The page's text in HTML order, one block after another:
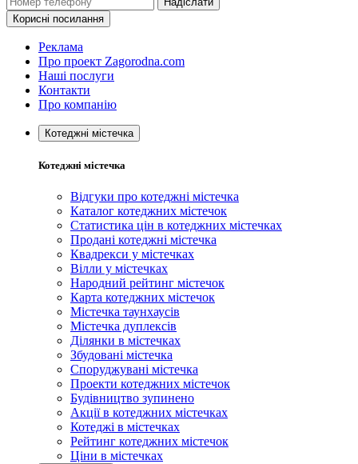
Корисні посилання
Реклама
Про проект Zagorodna.com
Наші послуги
Контакти
Про компанію
Котеджні містечка
Котеджні містечка
Відгуки про котеджні містечка
Каталог котеджних містечок
Статистика цін в котеджних містечках
Продані котеджні містечка
Квадрекси у містечках
Вілли у містечках
Народний рейтинг містечок
Карта котеджних містечок
Містечка таунхаусів
Містечка дуплексів
Ділянки в містечках
Збудовані містечка
Споруджувані містечка
Проекти котеджних містечок
Будівництво зупинено
Акції в котеджних містечках
Котеджі в містечках
Рейтинг котеджних містечок
Ціни в містечках